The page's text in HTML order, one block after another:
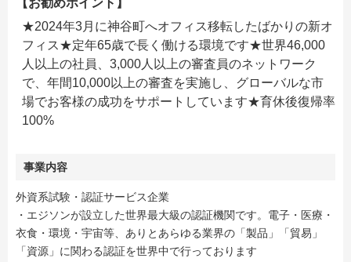
【お勧めポイント】
★2024年3月に神谷町へオフィス移転したばかりの新オ
フィス★定年65歳で長く働ける環境です★世界46,000
人以上の社員、3,000人以上の審査員のネットワーク
で、年間10,000以上の審査を実施し、グローバルな市
場でお客様の成功をサポートしています★育休後復帰率
100%
事業内容
外資系試験・認証サービス企業
・エジソンが設立した世界最大級の認証機関です。電子・医療・
衣食・環境・宇宙等、ありとあらゆる業界の「製品」「貿易」
「資源」に関わる認証を世界中で行っております